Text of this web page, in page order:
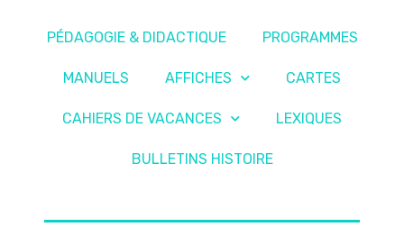
PÉDAGOGIE & DIDACTIQUE PROGRAMMES
MANUELS AFFICHES CARTES
CAHIERS DE VACANCES LEXIQUES
BULLETINS HISTOIRE